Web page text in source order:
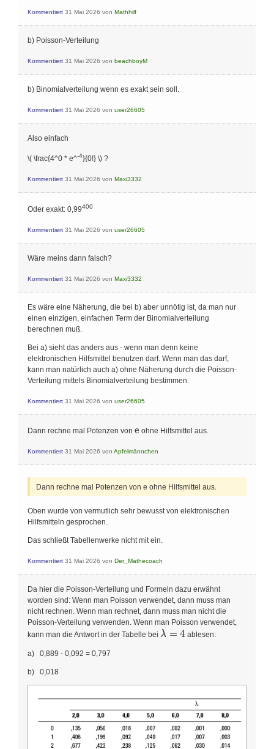
Kommentiert 31 Mai 2026 von Mathhilf
b) Poisson-Verteilung
Kommentiert 31 Mai 2026 von beachboyM
b) Binomialverteilung wenn es exakt sein soll.
Kommentiert 31 Mai 2026 von user26605
Also einfach
\( \frac{4^0 * e^-4}{0!} \) ?
Kommentiert 31 Mai 2026 von Maxi3332
Oder exakt: 0,99400
Kommentiert 31 Mai 2026 von user26605
Wäre meins dann falsch?
Kommentiert 31 Mai 2026 von Maxi3332
Es wäre eine Näherung, die bei b) aber unnötig ist, da man nur
einen einzigen, einfachen Term der Binomialverteilung
berechnen muß.
Bei a) sieht das anders aus - wenn man denn keine
elektronischen Hilfsmittel benutzen darf. Wenn man das darf,
kann man natürlich auch a) ohne Näherung durch die Poisson-
Verteilung mittels Binomialverteilung bestimmen.
Kommentiert 31 Mai 2026 von user26605
Dann rechne mal Potenzen von \mathrm{e}
e ohne Hilfsmittel aus.
Kommentiert 31 Mai 2026 von Apfelmännchen
Dann rechne mal Potenzen von e ohne Hilfsmittel aus.
Oben wurde von vermutlich sehr bewusst von elektronischen
Hilfsmitteln gesprochen.
Das schließt Tabellenwerke nicht mit ein.
Kommentiert 31 Mai 2026 von Der_Mathecoach
Da hier die Poisson-Verteilung und Formeln dazu erwähnt
worden sind: Wenn man Poisson verwendet, dann muss man
nicht rechnen. Wenn man rechnet, dann muss man nicht die
Poisson-Verteilung verwenden. Wenn man Poisson verwendet,
kann man die Antwort in der Tabelle bei \lambda=4
λ = 4 ablesen:
a) 0,889 - 0,092 = 0,797
b) 0,018